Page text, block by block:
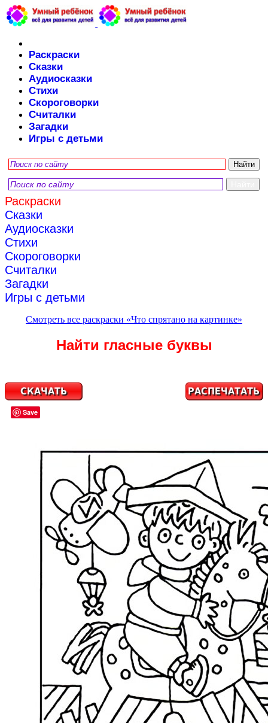
Раскраски
Сказки
Аудиосказки
Стихи
Скороговорки
Считалки
Загадки
Игры с детьми
Раскраски
Сказки
Аудиосказки
Стихи
Скороговорки
Считалки
Загадки
Игры с детьми
Смотреть все раскраски «Что спрятано на картинке»
Найти гласные буквы
Save